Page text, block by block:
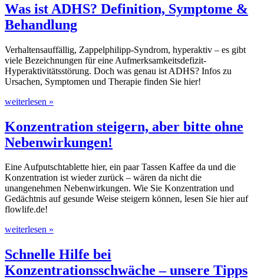
Was ist ADHS? Definition, Symptome &
Behandlung
Verhaltensauffällig, Zappelphilipp-Syndrom, hyperaktiv – es gibt
viele Bezeichnungen für eine Aufmerksamkeitsdefizit-
Hyperaktivitätsstörung. Doch was genau ist ADHS? Infos zu
Ursachen, Symptomen und Therapie finden Sie hier!
weiterlesen »
Konzentration steigern, aber bitte ohne
Nebenwirkungen!
Eine Aufputschtablette hier, ein paar Tassen Kaffee da und die
Konzentration ist wieder zurück – wären da nicht die
unangenehmen Nebenwirkungen. Wie Sie Konzentration und
Gedächtnis auf gesunde Weise steigern können, lesen Sie hier auf
flowlife.de!
weiterlesen »
Schnelle Hilfe bei
Konzentrationsschwäche – unsere Tipps